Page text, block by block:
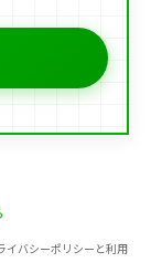
イバシーポリシーと利用